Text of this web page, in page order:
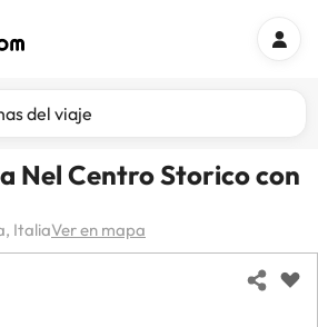
del viaje
Nel Centro Storico con
ItaliaVer en mapa